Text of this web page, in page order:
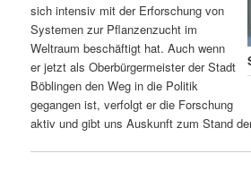
n
sich intensiv mit der Erforschung von
Systemen zur Pflanzenzucht im
Weltraum beschäftigt hat. Auch wenn
er jetzt als Oberbürgermeister der Stadt
Böblingen den Weg in die Politik
gegangen ist, verfolgt er die Forschung
aktiv und gibt uns Auskunft zum Stand